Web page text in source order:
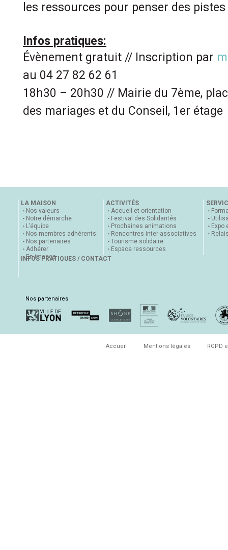
les ressources pour penser des pistes
Infos pratiques:
Évènement gratuit // Inscription par
au 04 27 82 62 61
18h30 – 20h30 // Mairie du 7ème,
des mariages et du Conseil, 1er étage
LA MAISON
Nos valeurs
Notre démarche
L’équipe
Nos membres adhérents
Nos partenaires
Adhérer
En images
ACTIVITÉS
Accueil et orientation
Festival des Solidarités
Prochaines animations
Rencontres inter-associatives
Tourisme solidaire
Espace ressources
Expo
INFOS PRATIQUES / CONTACT
Nos partenaires
Accueil Mentions légales RGPD